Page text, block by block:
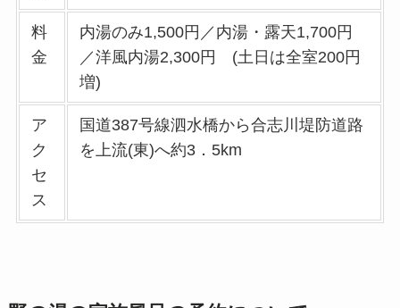
料
金
内湯のみ1,500円／内湯・露天1,700円
／洋風内湯2,300円 (土日は全室200円
増)
ア
ク
セ
ス
国道387号線泗水橋から合志川堤防道路
を上流(東)へ約3．5km